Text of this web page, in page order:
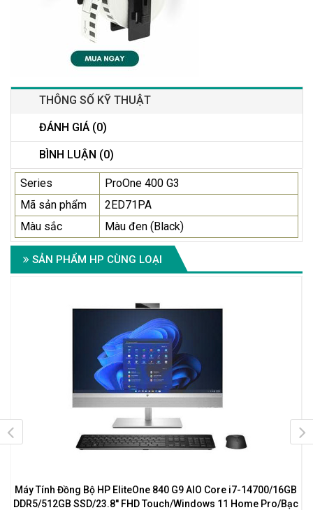
THÔNG SỐ KỸ THUẬT
ĐÁNH GIÁ (0)
BÌNH LUẬN (0)
Series
ProOne 400 G3
Mã sản phẩm
2ED71PA
Màu sắc
Màu đen (Black)
SẢN PHẨM HP CÙNG LOẠI
Máy Tính Đồng Bộ HP EliteOne 840 G9 AIO Core i7-14700/16GB
DDR5/512GB SSD/23.8'' FHD Touch/Windows 11 Home Pro/Bạc